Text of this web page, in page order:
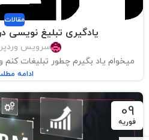
مقالات
یادگیری تبلیغ نویسی
سرویس
میخوام یاد بگیرم چطور تبلیغات
ادامه
09
فوریه